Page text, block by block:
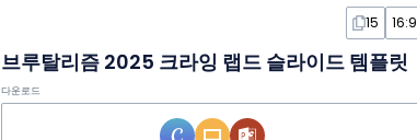
15 16:9
브루탈리즘 2025 크라잉 랩드 슬라이드 템플릿
다운로드